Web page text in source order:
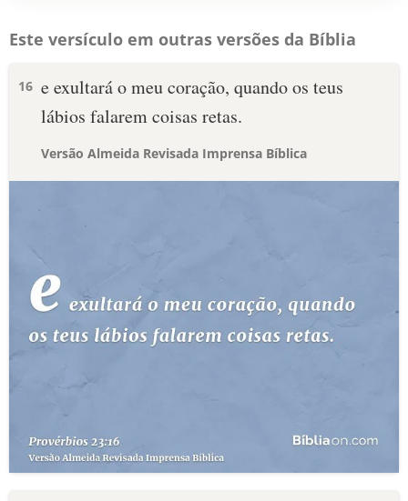
Este versículo em outras versões da Bíblia
16 e exultará o meu coração, quando os teus
lábios falarem coisas retas.
Versão Almeida Revisada Imprensa Bíblica